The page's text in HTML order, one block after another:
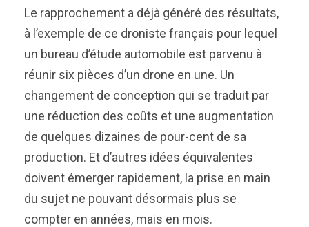
Le rapprochement a déjà généré des résultats,
à l’exemple de ce droniste français pour lequel
un bureau d’étude automobile est parvenu à
réunir six pièces d’un drone en une. Un
changement de conception qui se traduit par
une réduction des coûts et une augmentation
de quelques dizaines de pour-cent de sa
production. Et d’autres idées équivalentes
doivent émerger rapidement, la prise en main
du sujet ne pouvant désormais plus se
compter en années, mais en mois.